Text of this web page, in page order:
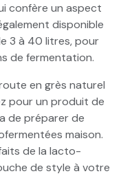
confère un aspect
disponible
3 à 40 litres, pour
de fermentation.
en grès naturel
pour un produit de
de préparer de
maison.
de la lacto-
de style à votre